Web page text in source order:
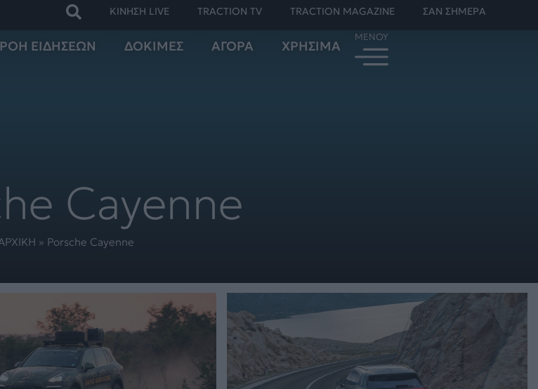
ΚΙΝΗΣΗ LIVE TRACTION TV TRACTION MAGAZINE ΣΑΝ ΣΗΜΕΡΑ
ΡΟΗ ΕΙΔΗΣΕΩΝ ΔΟΚΙΜΕΣ ΑΓΟΡΑ ΧΡΗΣΙΜΑ
Cayenne
» Porsche Cayenne